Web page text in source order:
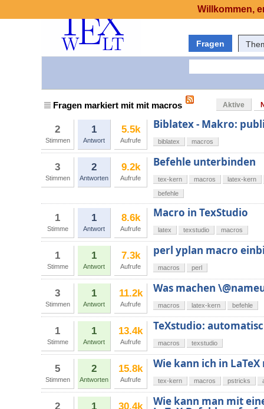
Fragen
Fragen markiert mit mit macros Aktive
2
Stimmen
1
Antwort
5.5k
Aufrufe
Biblatex - Makro:
biblatex macros
3
Stimmen
2
Antworten
9.2k
Aufrufe
Befehle unterbinden
tex-kern macros
latex-kern
befehle
1
Stimme
1
Antwort
8.6k
Aufrufe
Macro in TexStudio
latex texstudio macros
1
Stimme
1
Antwort
7.3k
Aufrufe
perl yplan macro
macros perl
3
Stimmen
1
Antwort
11.2k
Aufrufe
Was machen
macros latex-kern befehle
1
Stimme
1
Antwort
13.4k
Aufrufe
TeXstudio:
macros texstudio
5
Stimmen
2
Antworten
15.8k
Aufrufe
Wie kann ich in
tex-kern macros pstricks
2 1 30.4k Wie kann man mit
Willkommen,